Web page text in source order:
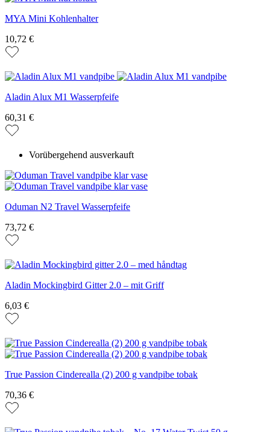
MYA Mini Kohlenhalter
10,72 €
Aladin Alux M1 Wasserpfeife
60,31 €
Vorübergehend ausverkauft
Oduman N2 Travel Wasserpfeife
73,72 €
Aladin Mockingbird Gitter 2.0 – mit Griff
6,03 €
True Passion Cinderealla (2) 200 g vandpibe tobak
70,36 €